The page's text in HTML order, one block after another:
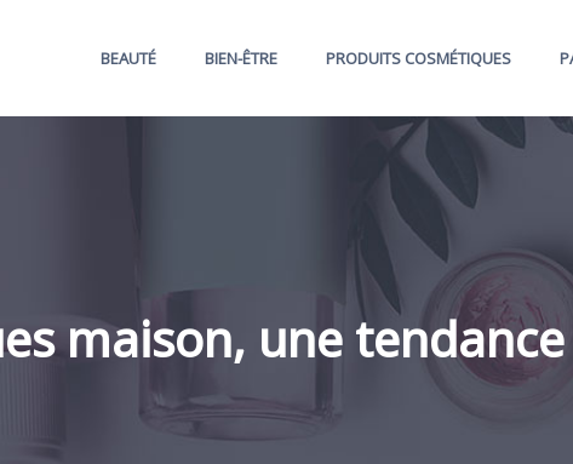
BEAUTÉ BIEN-ÊTRE PRODUITS COSMÉTIQUES
maison, une